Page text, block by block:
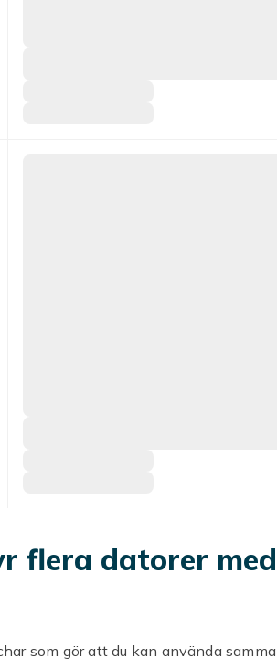
flera datorer med
som gör att du kan använda samma